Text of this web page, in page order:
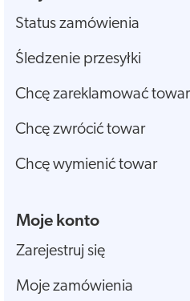
Status zamówienia
Śledzenie przesyłki
Chcę zareklamować towar
Chcę zwrócić towar
Chcę wymienić towar
Moje konto
Zarejestruj się
Moje zamówienia